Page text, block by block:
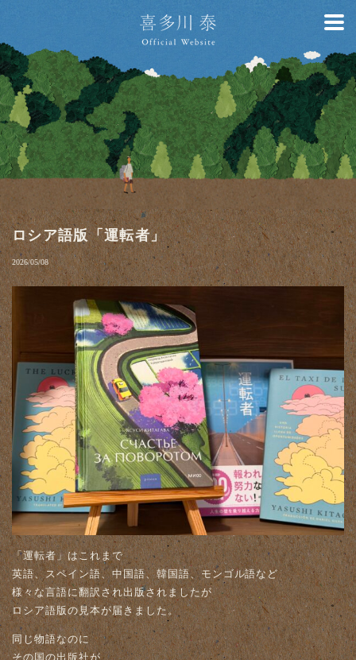
ロシア語版「運転者」
2026/05/08
「運転者」はこれまで
英語、スペイン語、中国語、韓国語、モンゴル語など
様々な言語に翻訳され出版されましたが
ロシア語版の見本が届きました。
同じ物語なのに
その国の出版社が